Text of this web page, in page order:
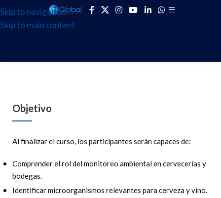
Skip to navigation
Skip to main content
Objetivo
Al finalizar el curso, los participantes serán capaces de:
Comprender el rol del monitoreo ambiental en cervecerías y
bodegas.
Identificar microorganismos relevantes para cerveza y vino.